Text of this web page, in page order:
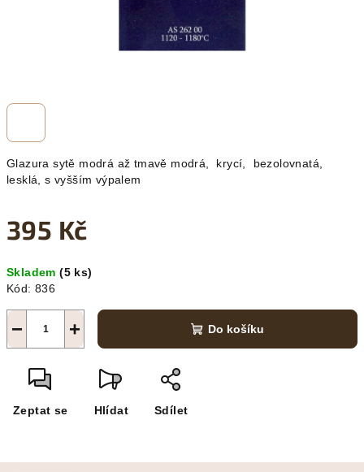
Glazura sytě modrá až tmavě modrá, krycí, bezolovnatá,
lesklá, s vyšším výpalem
395 Kč
cena:
Skladem(5 ks)
Kód: 836
+
− Do košíku
Zeptat se Hlídat Sdílet